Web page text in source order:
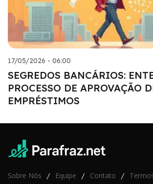
17/05/2026 - 06:00
SEGREDOS BANCÁRIOS:
PROCESSO DE APROVAÇÃO
EMPRÉSTIMOS
Sobre Nós / Equipe / Contato /